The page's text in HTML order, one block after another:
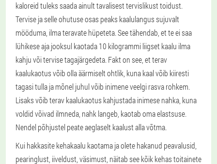
kaloreid tuleks saada ainult tavalisest tervislikust toidust.
Tervise ja selle ohutuse osas peaks kaalulangus sujuvalt
mööduma, ilma teravate hüpeteta. See tähendab, et te ei saa
lühikese aja jooksul kaotada 10 kilogrammi liigset kaalu ilma
kahju või tervise tagajärgedeta. Fakt on see, et terav
kaalukaotus võib olla äärmiselt ohtlik, kuna kaal võib kiiresti
tagasi tulla ja mõnel juhul võib inimene veelgi rasva rohkem.
Lisaks võib terav kaalukaotus kahjustada inimese nahka, kuna
voldid võivad ilmneda, nahk langeb, kaotab oma elastsuse.
Nendel põhjustel peate aeglaselt kaalust alla võtma.
Kui hakkasite kehakaalu kaotama ja olete hakanud peavalusid,
pearinglust, iiveldust, väsimust, näitab see kõik kehas toitainete